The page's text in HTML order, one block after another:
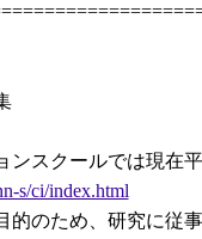
ンスクールでは現在
s/ci/index.html
的のため、研究に従